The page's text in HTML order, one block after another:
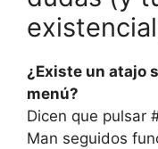
¿Existe un atajo
menú?
Dicen que pulsar
Man seguidos